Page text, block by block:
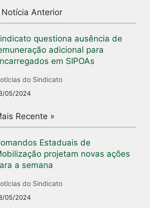
Notícia Anterior
questiona ausência de
adicional para
em SIPOAs
do Sindicato
05/2024
Recente »
Estaduais de
projetam novas ações
a semana
do Sindicato
05/2024